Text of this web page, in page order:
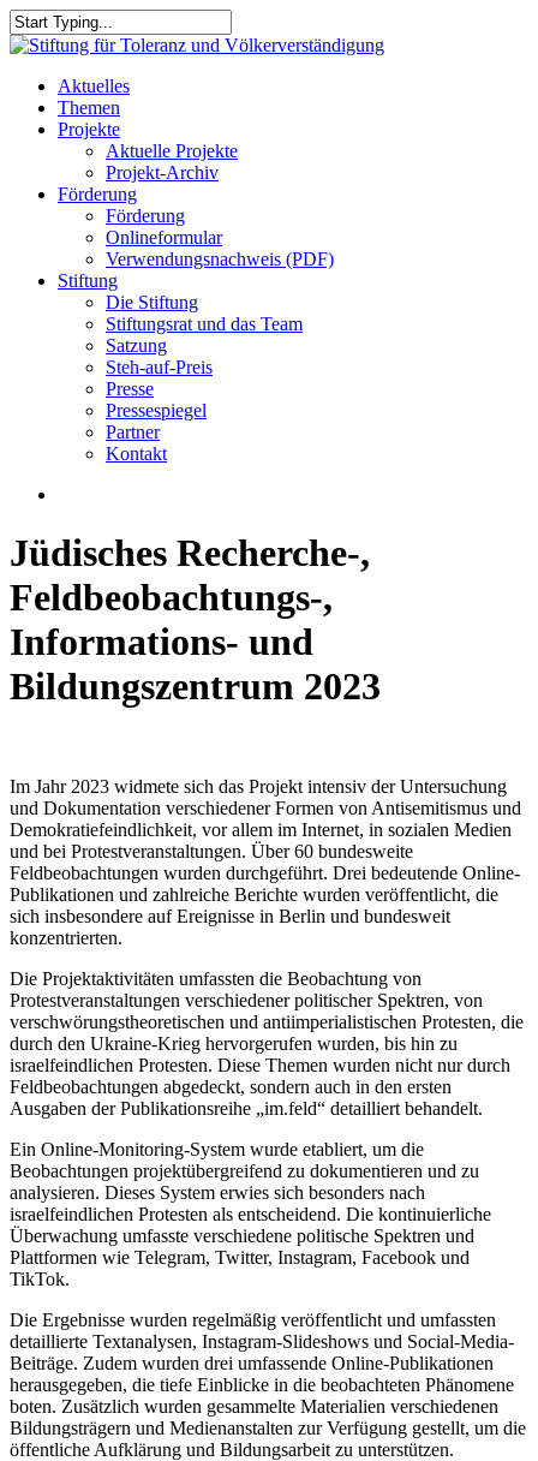
Skip
to
content
Close
search
Menu
Aktuelles
Themen
Projekte
Aktuelle Projekte
Projekt-Archiv
Förderung
Förderung
Onlineformular
Verwendungsnachweis (PDF)
Stiftung
Die Stiftung
Stiftungsrat und das Team
Satzung
Steh-auf-Preis
Presse
Pressespiegel
Partner
Kontakt
Jüdisches Recherche-,
Feldbeobachtungs-,
Informations- und
Bildungszentrum 2023
Im Jahr 2023 widmete sich das Projekt intensiv der Untersuchung
und Dokumentation verschiedener Formen von Antisemitismus und
Demokratiefeindlichkeit, vor allem im Internet, in sozialen Medien
und bei Protestveranstaltungen. Über 60 bundesweite
Feldbeobachtungen wurden durchgeführt. Drei bedeutende Online-
Publikationen und zahlreiche Berichte wurden veröffentlicht, die
sich insbesondere auf Ereignisse in Berlin und bundesweit
konzentrierten.
Die Projektaktivitäten umfassten die Beobachtung von
Protestveranstaltungen verschiedener politischer Spektren, von
verschwörungstheoretischen und antiimperialistischen Protesten, die
durch den Ukraine-Krieg hervorgerufen wurden, bis hin zu
israelfeindlichen Protesten. Diese Themen wurden nicht nur durch
Feldbeobachtungen abgedeckt, sondern auch in den ersten
Ausgaben der Publikationsreihe „im.feld“ detailliert behandelt.
Ein Online-Monitoring-System wurde etabliert, um die
Beobachtungen projektübergreifend zu dokumentieren und zu
analysieren. Dieses System erwies sich besonders nach
israelfeindlichen Protesten als entscheidend. Die kontinuierliche
Überwachung umfasste verschiedene politische Spektren und
Plattformen wie Telegram, Twitter, Instagram, Facebook und
TikTok.
Die Ergebnisse wurden regelmäßig veröffentlicht und umfassten
detaillierte Textanalysen, Instagram-Slideshows und Social-Media-
Beiträge. Zudem wurden drei umfassende Online-Publikationen
herausgegeben, die tiefe Einblicke in die beobachteten Phänomene
boten. Zusätzlich wurden gesammelte Materialien verschiedenen
Bildungsträgern und Medienanstalten zur Verfügung gestellt, um die
öffentliche Aufklärung und Bildungsarbeit zu unterstützen.